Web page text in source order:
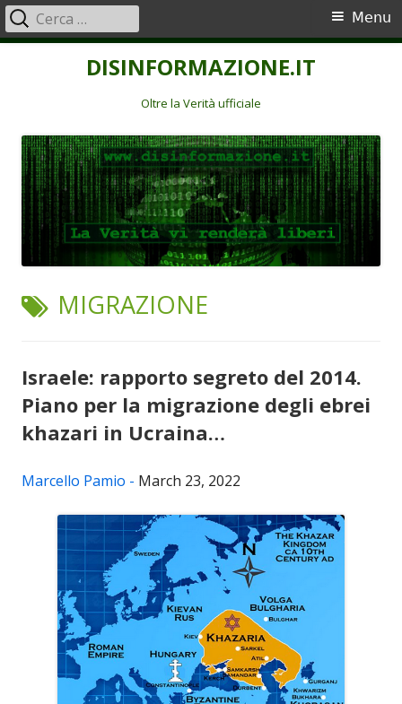
DISINFORMAZIONE.IT
Oltre la Verità ufficiale
Menu
principale
Menu
Ricerca
per:
TAG:
MIGRAZIONE
Israele: rapporto segreto del 2014.
Piano per la migrazione degli ebrei
khazari in Ucraina…
Marcello Pamio - March 23, 2022